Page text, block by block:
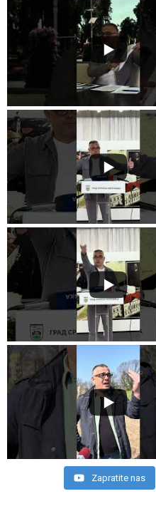
Zapratite nas